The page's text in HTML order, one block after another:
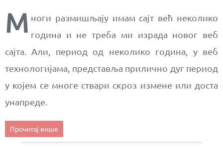
М ноги размишљају имам сајт већ неколико
година и не треба ми израда новог веб
сајта. Али, период од неколико година, у веб
технологијама, представља прилично дуг период
у којем се многе ствари скроз измене или доста
унапреде.
Прочитај више